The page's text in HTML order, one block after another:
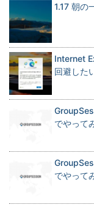
1.17 朝の
Internet
回避した
でやって
でやって